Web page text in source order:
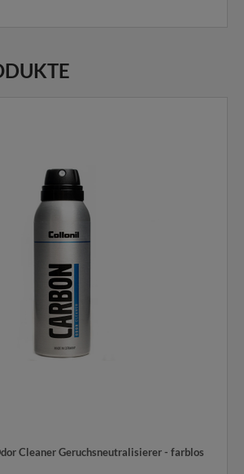
Cleaner Geruchsneutralisierer - farblos